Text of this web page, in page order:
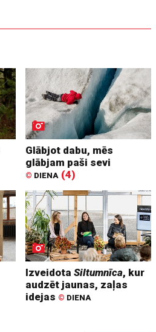
Glābjot dabu, mēs
glābjam paši sevi
© DIENA (4)
IzveidotaSiltumnīca, kur
audzēt jaunas, zaļas
idejas © DIENA